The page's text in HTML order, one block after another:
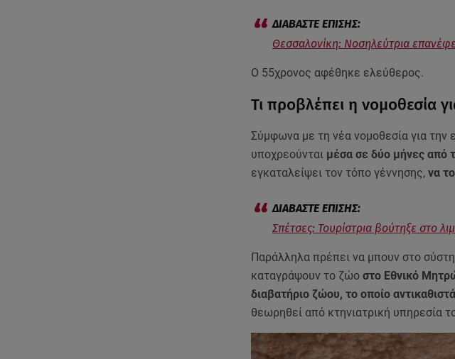
Θεσσαλονίκη: Νοσηλεύτρια
Ο 55χρονος αφέθηκε ελεύθερος.
Τι προβλέπει η νομοθεσία
Σύμφωνα με τη νέα νομοθεσία για την
υποχρεούνται μέσα σε δύο μήνες από
εγκαταλείψει τον τόπο γέννησης, να
Σπέτσες: Τουρίστρια βούτηξε στο
Παράλληλα πρέπει να μπουν στο
καταγράψουν το ζώο στο Εθνικό
διαβατήριο ζώου, το οποίο
θεωρηθεί από κτηνιατρική υπηρεσία